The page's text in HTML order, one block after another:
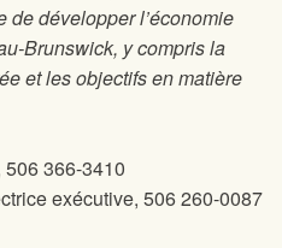
de développer l’économie
Brunswick, y compris la
et les objectifs en matière
366-3410
exécutive, 506 260-0087